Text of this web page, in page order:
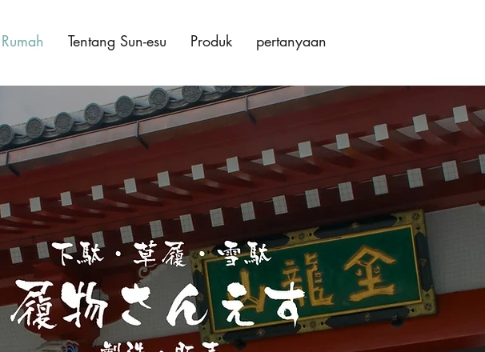
Rumah Tentang Sun-esu Produk pertanyaan